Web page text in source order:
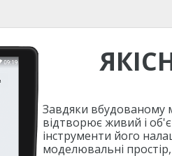
Завдяки вбудованому
відтворює живий і
інструменти його
моделювальні